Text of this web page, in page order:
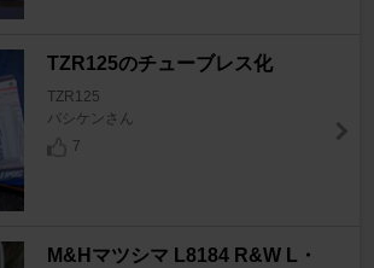
TZR125のチューブレス化
TZR125
バシケンさん
7
M&Hマツシマ L8184 R&W L・